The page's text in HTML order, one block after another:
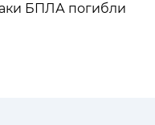
БПЛА погибли